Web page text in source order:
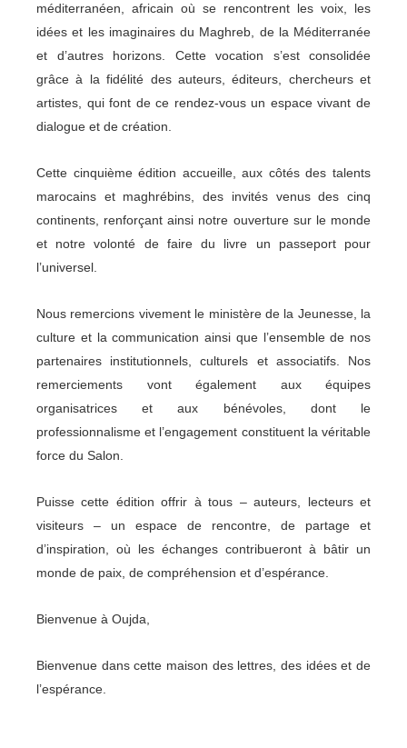
méditerranéen, africain où se rencontrent les voix, les
idées et les imaginaires du Maghreb, de la Méditerranée
et d’autres horizons. Cette vocation s’est consolidée
grâce à la fidélité des auteurs, éditeurs, chercheurs et
artistes, qui font de ce rendez-vous un espace vivant de
dialogue et de création.
Cette cinquième édition accueille, aux côtés des talents
marocains et maghrébins, des invités venus des cinq
continents, renforçant ainsi notre ouverture sur le monde
et notre volonté de faire du livre un passeport pour
l’universel.
Nous remercions vivement le ministère de la Jeunesse, la
culture et la communication ainsi que l’ensemble de nos
partenaires institutionnels, culturels et associatifs. Nos
remerciements vont également aux équipes
organisatrices et aux bénévoles, dont le
professionnalisme et l’engagement constituent la véritable
force du Salon.
Puisse cette édition offrir à tous – auteurs, lecteurs et
visiteurs – un espace de rencontre, de partage et
d’inspiration, où les échanges contribueront à bâtir un
monde de paix, de compréhension et d’espérance.
Bienvenue à Oujda,
Bienvenue dans cette maison des lettres, des idées et de
l’espérance.